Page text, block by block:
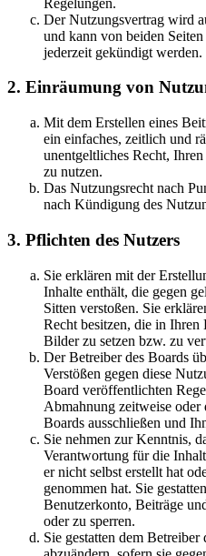
Der Nutzungsvertrag wird
und kann von beiden
jederzeit gekündigt werden.
2. Einräumung von
Mit dem Erstellen eines
ein einfaches, zeitlich und
unentgeltliches Recht,
zu nutzen.
Das Nutzungsrecht nach
nach Kündigung des
3. Pflichten des Nutzers
Sie erklären mit der
Inhalte enthält, die gegen
Sitten verstoßen. Sie
Recht besitzen, die in
Bilder zu setzen bzw. zu
Der Betreiber des Boards
Verstößen gegen diese
Board veröffentlichten
Abmahnung zeitweise oder
Boards ausschließen und
Sie nehmen zur Kenntnis,
Verantwortung für die
er nicht selbst erstellt hat
genommen hat. Sie
Benutzerkonto, Beiträge
oder zu sperren.
Sie gestatten dem